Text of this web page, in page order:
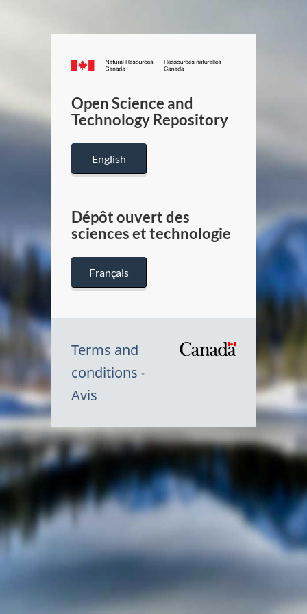
Canada.ca
/
Canada
Open Science and
Technology Repository
English
Dépôt ouvert des
sciences et technologie
Français
Terms and
conditions
Avis
Symbole
du
Canada